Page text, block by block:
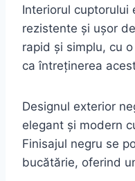
Interiorul cuptorului
rezistente și ușor
rapid și simplu, cu
ca întreținerea
Designul exterior
elegant și modern
Finisajul negru se
bucătărie, oferind